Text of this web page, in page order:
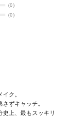
(0)
(0)
ク。
ずキャッチ。
史上、最もスッキリ